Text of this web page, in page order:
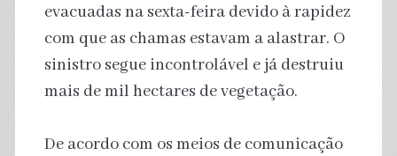
evacuadas na sexta-feira devido à rapidez
com que as chamas estavam a alastrar. O
sinistro segue incontrolável e já destruiu
mais de mil hectares de vegetação.
De acordo com os meios de comunicação